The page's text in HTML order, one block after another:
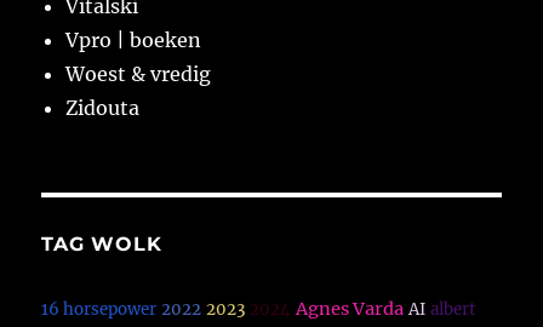
Vitalski
Vpro | boeken
Woest & vredig
Zidouta
TAG WOLK
16 horsepower 2022 2023 2024 Agnes Varda AI albert